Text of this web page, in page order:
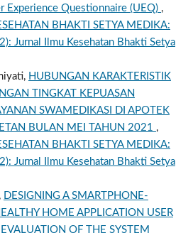
Experience Questionnaire (UEQ) ,
BHAKTI SETYA MEDIKA:
Jurnal Ilmu Kesehatan Bhakti Setya
HUBUNGAN KARAKTERISTIK
TINGKAT KEPUASAN
SWAMEDIKASI DI APOTEK
BULAN MEI TAHUN 2021 ,
BHAKTI SETYA MEDIKA:
Jurnal Ilmu Kesehatan Bhakti Setya
DESIGNING A SMARTPHONE-
HOME APPLICATION USER
EVALUATION OF THE SYSTEM